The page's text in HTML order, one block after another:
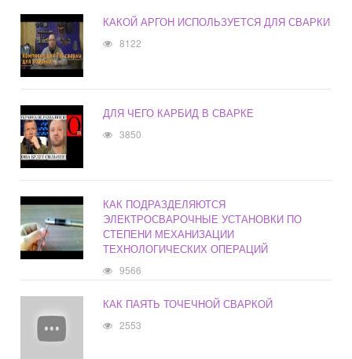
КАКОЙ АРГОН ИСПОЛЬЗУЕТСЯ ДЛЯ СВАРКИ
8122
ДЛЯ ЧЕГО КАРБИД В СВАРКЕ
3850
КАК ПОДРАЗДЕЛЯЮТСЯ
ЭЛЕКТРОСВАРОЧНЫЕ УСТАНОВКИ ПО
СТЕПЕНИ МЕХАНИЗАЦИИ
ТЕХНОЛОГИЧЕСКИХ ОПЕРАЦИЙ
9566
КАК ПАЯТЬ ТОЧЕЧНОЙ СВАРКОЙ
2553